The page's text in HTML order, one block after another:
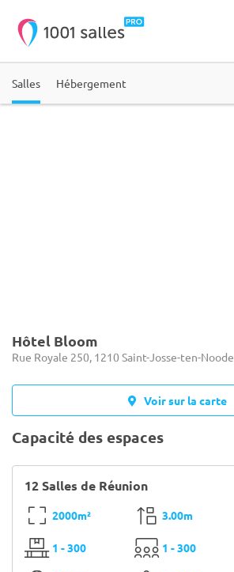
Salles Hébergement
Hôtel Bloom
Rue Royale 250, 1210 Saint-Josse-ten-Noode
Voir sur la carte
Capacité des espaces
12 Salles de Réunion
2000m² 3.00m
1 - 300 1 - 300